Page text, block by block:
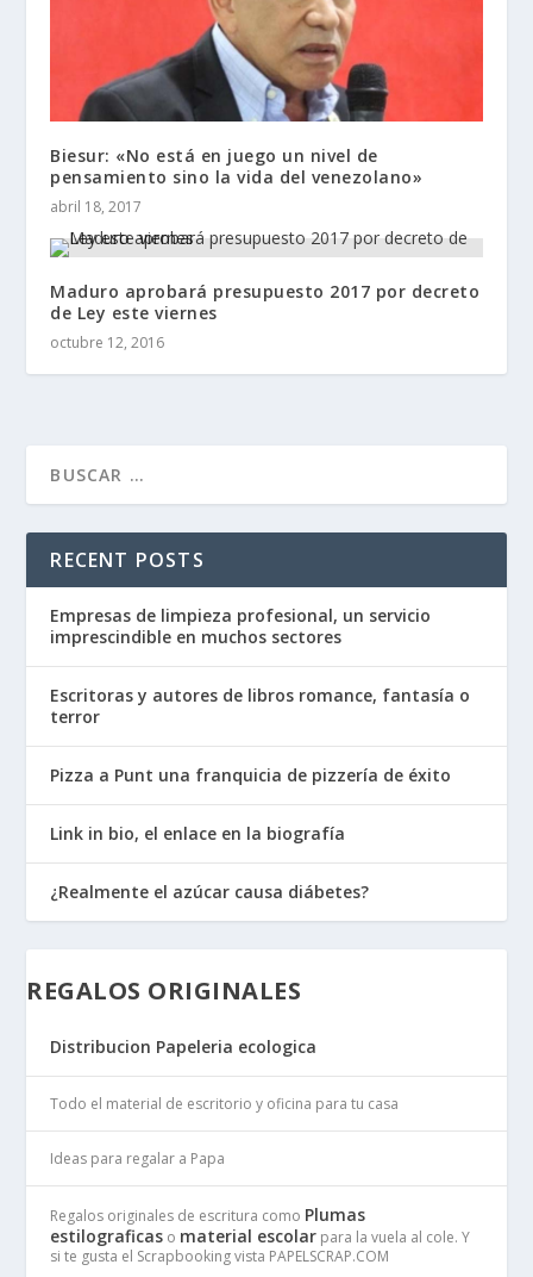
Biesur: «No está en juego un nivel de
pensamiento sino la vida del venezolano»
abril 18, 2017
Maduro aprobará presupuesto 2017 por decreto
de Ley este viernes
octubre 12, 2016
RECENT POSTS
Empresas de limpieza profesional, un servicio
imprescindible en muchos sectores
Escritoras y autores de libros romance, fantasía o
terror
Pizza a Punt una franquicia de pizzería de éxito
Link in bio, el enlace en la biografía
¿Realmente el azúcar causa diábetes?
REGALOS ORIGINALES
Distribucion Papeleria ecologica
Todo el material de escritorio y oficina para tu casa
Ideas para regalar a Papa
Regalos originales de escritura como Plumas
estilograficas o material escolar para la vuela al cole. Y
si te gusta el Scrapbooking vista PAPELSCRAP.COM